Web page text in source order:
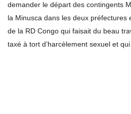
demander le départ des contingents
la Minusca dans les deux préfectures
de la RD Congo qui faisait du beau
taxé à tort d’harcèlement sexuel et